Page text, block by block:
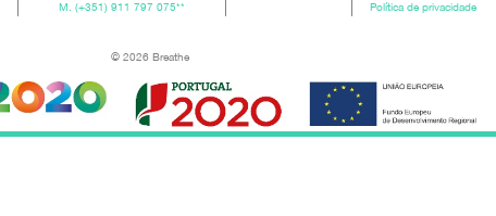
M. (+351) 911 797 075**
Política de privacidade
© 2026 Breathe